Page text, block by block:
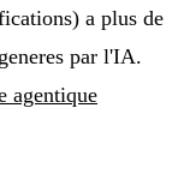
a plus de
par l'IA.
agentique